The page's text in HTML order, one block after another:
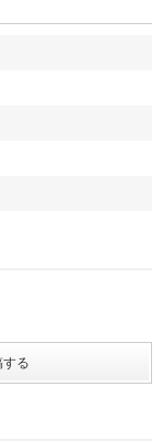
接会えるイベントにご
会(スマートフォン使
発売記念イベント参加
ントを実施いたしま
早期にプレゼント配布
象です。
いては商品・特典の発
。
表】
UNIVERSAL MUSIC ST
のご連絡はございませ